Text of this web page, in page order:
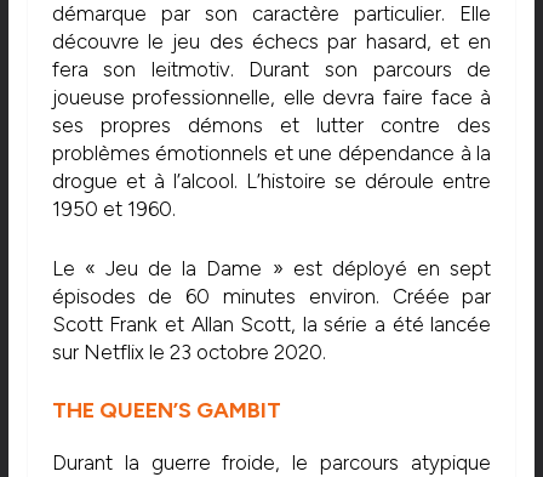
démarque par son caractère particulier. Elle
découvre le jeu des échecs par hasard, et en
fera son leitmotiv. Durant son parcours de
joueuse professionnelle, elle devra faire face à
ses propres démons et lutter contre des
problèmes émotionnels et une dépendance à la
drogue et à l’alcool. L’histoire se déroule entre
1950 et 1960.
Le « Jeu de la Dame » est déployé en sept
épisodes de 60 minutes environ. Créée par
Scott Frank et Allan Scott, la série a été lancée
sur Netflix le 23 octobre 2020.
THE QUEEN’S GAMBIT
Durant la guerre froide, le parcours atypique